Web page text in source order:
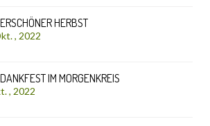
HERBST
, 2022
IM MORGENKREIS
, 2022